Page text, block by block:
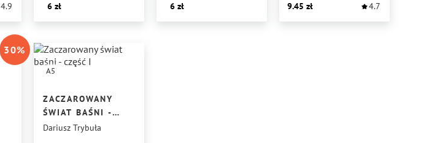
4.9
6
6
9.45
4.7
30%
A5
ZACZAROWANY
ŚWIAT BAŚNI -
CZĘŚĆ I
Dariusz Trybuła